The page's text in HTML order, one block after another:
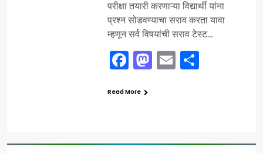
परीक्षा तयारी करणाऱ्या विद्यार्थी यांना
प्रश्न सोडवण्याचा सराव करता यावा
म्हणून सर्व विषयांची सराव टेस्ट…
Facebook
Mastodon
EmailShare
Read More